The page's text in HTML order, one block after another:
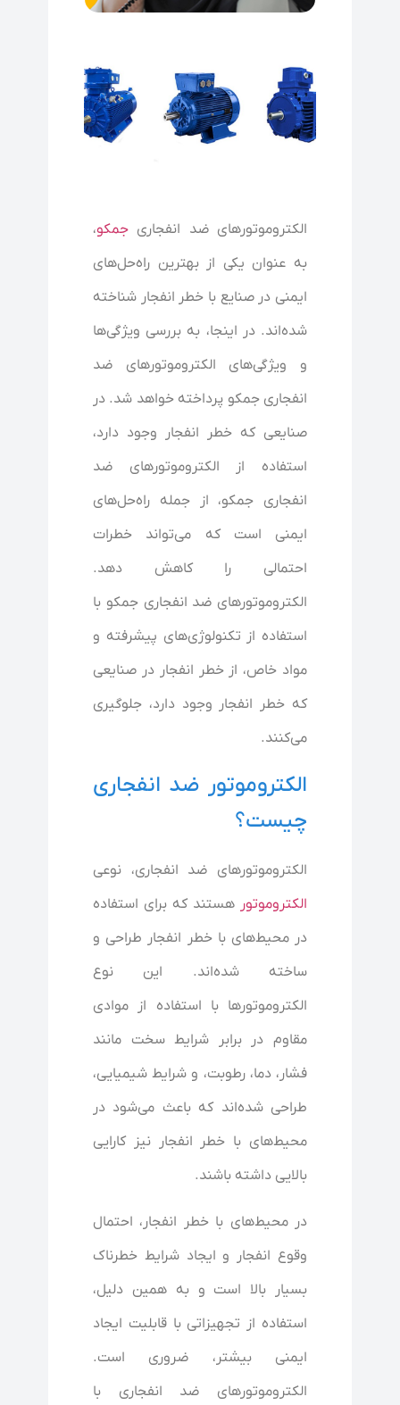
الکتروموتورهای ضد انفجاری جمکو،
به عنوان یکی از بهترین راه‌حل‌های
ایمنی در صنایع با خطر انفجار شناخته
شده‌اند. در اینجا، به بررسی ویژگی‌ها
و ویژگی‌های الکتروموتورهای ضد
انفجاری جمکو پرداخته خواهد شد. در
صنایعی که خطر انفجار وجود دارد،
استفاده از الکتروموتورهای ضد
انفجاری جمکو، از جمله راه‌حل‌های
ایمنی است که می‌تواند خطرات
احتمالی را کاهش دهد.
الکتروموتورهای ضد انفجاری جمکو با
استفاده از تکنولوژی‌های پیشرفته و
مواد خاص، از خطر انفجار در صنایعی
که خطر انفجار وجود دارد، جلوگیری
می‌کنند.
الکتروموتور ضد انفجاری
چیست؟
الکتروموتورهای ضد انفجاری، نوعی
الکتروموتور هستند که برای استفاده
در محیط‌های با خطر انفجار طراحی و
ساخته شده‌اند. این نوع
الکتروموتورها با استفاده از موادی
مقاوم در برابر شرایط سخت مانند
فشار، دما، رطوبت، و شرایط شیمیایی،
طراحی شده‌اند که باعث می‌شود در
محیط‌های با خطر انفجار نیز کارایی
بالایی داشته باشند.
در محیط‌های با خطر انفجار، احتمال
وقوع انفجار و ایجاد شرایط خطرناک
بسیار بالا است و به همین دلیل،
استفاده از تجهیزاتی با قابلیت ایجاد
ایمنی بیشتر، ضروری است.
الکتروموتورهای ضد انفجاری با